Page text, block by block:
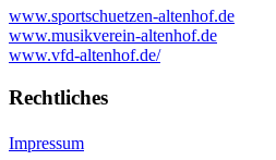
www.sportschuetzen-altenhof.de
www.musikverein-altenhof.de
www.vfd-altenhof.de/
Rechtliches
Impressum